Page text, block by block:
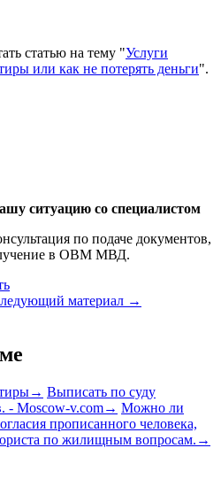
статью на тему "Услуги
или как не потерять деньги".
ситуацию со специалистом
по подаче документов,
в ОВМ МВД.
материал →
→ Выписать по суду
- Moscow-v.com→ Можно ли
прописанного человека,
по жилищным вопросам. →